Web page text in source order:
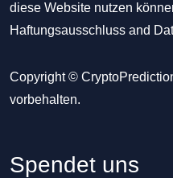
diese Website nutzen
Haftungsausschluss and
Copyright ©
vorbehalten.
Spendet uns